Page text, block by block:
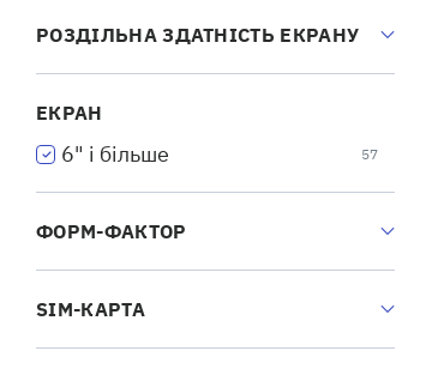
РОЗДІЛЬНА ЗДАТНІСТЬ ЕКРАНУ
ЕКРАН
6" і більше 57
ФОРМ-ФАКТОР
SIM-КАРТА